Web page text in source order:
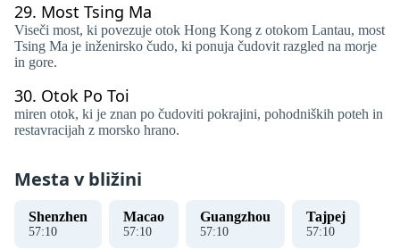
29. Most Tsing Ma
Viseči most, ki povezuje otok Hong Kong z otokom Lantau, most
Tsing Ma je ​​inženirsko čudo, ki ponuja čudovit razgled na morje
in gore.
30. Otok Po Toi
miren otok, ki je znan po čudoviti pokrajini, pohodniških poteh in
restavracijah z morsko hrano.
Mesta v bližini
Shenzhen
57:11
Macao
57:11
Guangzhou
57:11
Tajpej
57:11